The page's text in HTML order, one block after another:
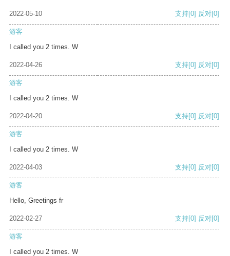
2022-05-10 支持[0] 反对[0]
游客
I called you 2 times. W
2022-04-26 支持[0] 反对[0]
游客
I called you 2 times. W
2022-04-20 支持[0] 反对[0]
游客
I called you 2 times. W
2022-04-03 支持[0] 反对[0]
游客
Hello, Greetings fr
2022-02-27 支持[0] 反对[0]
游客
I called you 2 times. W